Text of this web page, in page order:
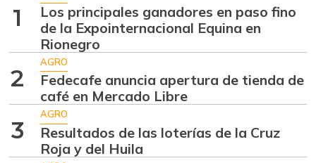
07/25/2026 +6,24%
Aguacate hass
07/25/2026
$ 7.289,10
-2,98%
Aguacate
papelillo
07/25/2026
Ahuyama
1
Los principales ganadores en paso fino
de la Expointernacional Equina en
Rionegro
2
AGRO
Fedecafe anuncia apertura de tienda de
café en Mercado Libre
3
AGRO
Resultados de las loterías de la Cruz
Roja y del Huila